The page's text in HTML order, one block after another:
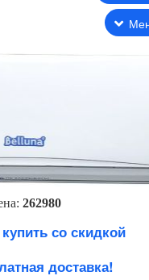
262980
со скидкой
доставка!